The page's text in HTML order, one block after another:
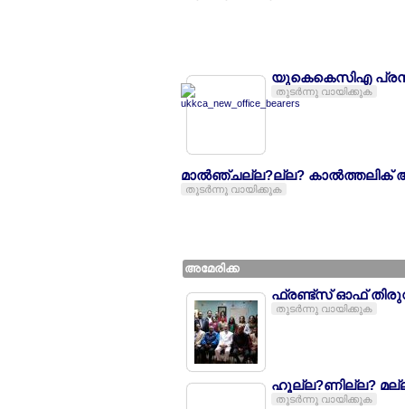
യുകെകെസിഎ
തുടര്‍ന്നു വായിക്കുക
മാല്‍ഞ്ചല്ല?ല്ല?
തുടര്‍ന്നു വായിക്കുക
അമേരിക്ക
ഫ്രണ്ട്സ് ഓഫ്
തുടര്‍ന്നു വായിക്കുക
ഹൂല്ല?ണില്ല?
തുടര്‍ന്നു വായിക്കുക